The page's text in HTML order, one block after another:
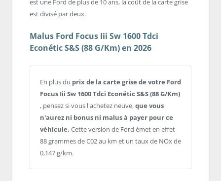
est une Ford de plus de 10 ans, la coût de la carte grise
est divisé par deux.
Malus Ford Focus Iii Sw 1600 Tdci
Econétic S&S (88 G/Km) en 2026
En plus du prix de la carte grise de votre Ford
Focus Iii Sw 1600 Tdci Econétic S&S (88 G/Km)
, pensez si vous l'achetez neuve,que vous
n'aurez ni bonus ni malus à payer pour ce
véhicule. Cette version de Ford émet en effet
88 grammes de C02 au km et un taux de NOx de
0,147 g/km.